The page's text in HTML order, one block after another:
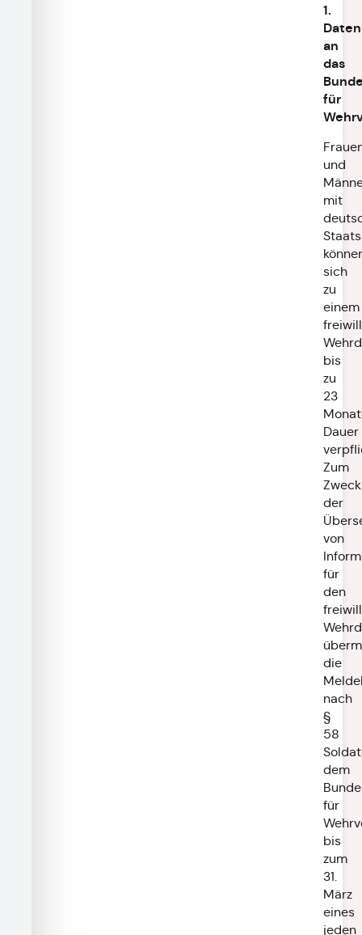
1.
an
das
für
und
mit
sich
zu
einem
bis
zu
23
Dauer
Zum
Zweck
der
von
für
den
die
nach
§
58
dem
für
bis
zum
31.
März
eines
jeden